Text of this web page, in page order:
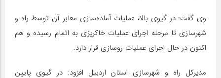
وی گفت: در گیوی بالا، عملیات آماده‌سازی معابر آن توسط راه و
شهرسازی تا مرحله اجرای عملیات خاکریزی به اتمام رسیده و هم
اکنون در حال اجرای عملیات روسازی قرار دارد.
مدیرکل راه و شهرسازی استان اردبیل افزود: در گیوی پایین